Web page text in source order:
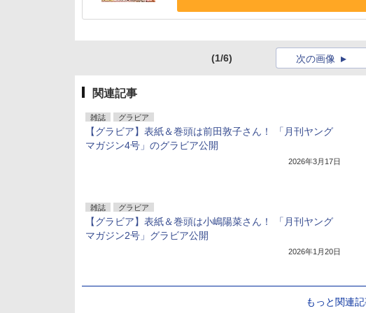
(1/6) 次の画像
関連記事
雑誌 グラビア
【グラビア】表紙＆巻頭は前田敦子さん！ 「月刊ヤング
マガジン4号」のグラビア公開
2026年3月17日
雑誌 グラビア
【グラビア】表紙＆巻頭は小嶋陽菜さん！ 「月刊ヤング
マガジン2号」グラビア公開
2026年1月20日
もっと関連